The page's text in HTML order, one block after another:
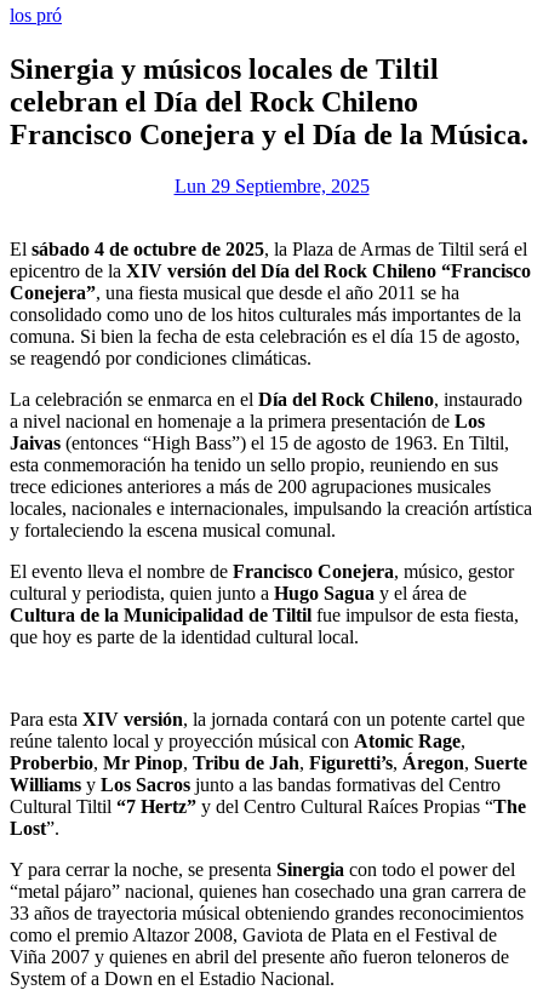
los pró
Sinergia y músicos locales de Tiltil
celebran el Día del Rock Chileno
Francisco Conejera y el Día de la Música.
Lun 29 Septiembre, 2025
El sábado 4 de octubre de 2025, la Plaza de Armas de Tiltil será el
epicentro de la XIV versión del Día del Rock Chileno “Francisco
Conejera”, una fiesta musical que desde el año 2011 se ha
consolidado como uno de los hitos culturales más importantes de la
comuna. Si bien la fecha de esta celebración es el día 15 de agosto,
se reagendó por condiciones climáticas.
La celebración se enmarca en el Día del Rock Chileno, instaurado
a nivel nacional en homenaje a la primera presentación de Los
Jaivas (entonces “High Bass”) el 15 de agosto de 1963. En Tiltil,
esta conmemoración ha tenido un sello propio, reuniendo en sus
trece ediciones anteriores a más de 200 agrupaciones musicales
locales, nacionales e internacionales, impulsando la creación artística
y fortaleciendo la escena musical comunal.
El evento lleva el nombre de Francisco Conejera, músico, gestor
cultural y periodista, quien junto a Hugo Sagua y el área de
Cultura de la Municipalidad de Tiltil fue impulsor de esta fiesta,
que hoy es parte de la identidad cultural local.
Para esta XIV versión, la jornada contará con un potente cartel que
reúne talento local y proyección músical con Atomic Rage,
Proberbio, Mr Pinop, Tribu de Jah, Figuretti’s, Áregon, Suerte
Williams y Los Sacros junto a las bandas formativas del Centro
Cultural Tiltil “7 Hertz” y del Centro Cultural Raíces Propias “The
Lost”.
Y para cerrar la noche, se presenta Sinergia con todo el power del
“metal pájaro” nacional, quienes han cosechado una gran carrera de
33 años de trayectoria músical obteniendo grandes reconocimientos
como el premio Altazor 2008, Gaviota de Plata en el Festival de
Viña 2007 y quienes en abril del presente año fueron teloneros de
System of a Down en el Estadio Nacional.